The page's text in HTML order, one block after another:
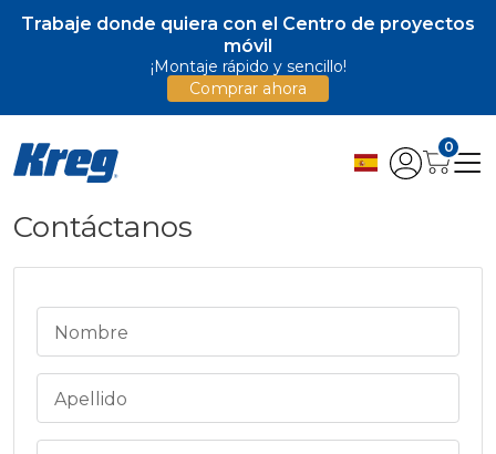
Trabaje donde quiera con el Centro de proyectos
móvil
¡Montaje rápido y sencillo!
Comprar ahora
0
Contáctanos
Nombre
Apellido